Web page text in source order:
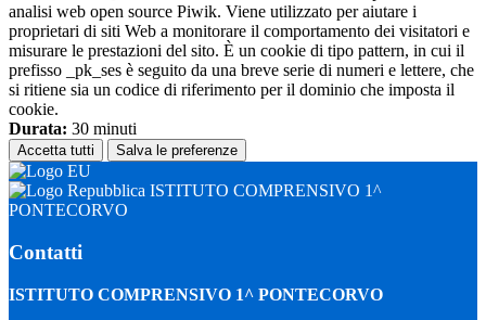
analisi web open source Piwik. Viene utilizzato per aiutare i
proprietari di siti Web a monitorare il comportamento dei visitatori e
misurare le prestazioni del sito. È un cookie di tipo pattern, in cui il
prefisso _pk_ses è seguito da una breve serie di numeri e lettere, che
si ritiene sia un codice di riferimento per il dominio che imposta il
cookie.
Durata: 30 minuti
Accetta tutti Salva le preferenze
ISTITUTO COMPRENSIVO 1^
PONTECORVO
Contatti
ISTITUTO COMPRENSIVO 1^ PONTECORVO